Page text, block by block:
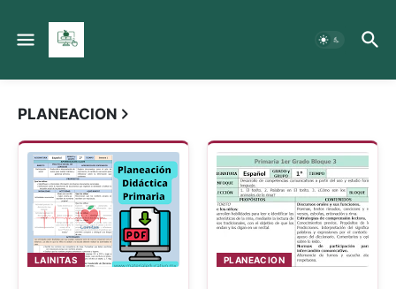
PLANEACION
LAINITAS PLANEACION